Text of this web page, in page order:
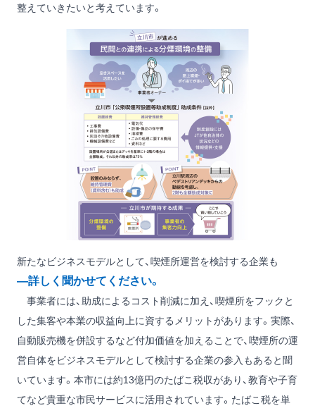
整えていきたいと考えています。
新たなビジネスモデルとして、喫煙所運営を検討する企業も
―詳しく聞かせてください。
事業者には、助成によるコスト削減に加え、喫煙所をフックと
した集客や本業の収益向上に資するメリットがあります。実際、
自動販売機を併設するなど付加価値を加えることで、喫煙所の運
営自体をビジネスモデルとして検討する企業の参入もあると聞
いています。本市には約13億円のたばこ税収があり、教育や子育
てなど貴重な市民サービスに活用されています。たばこ税を単